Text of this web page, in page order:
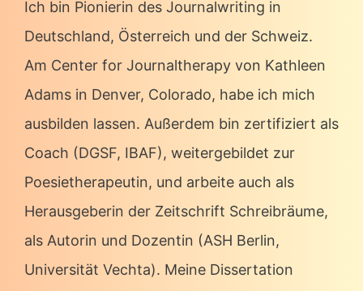
Ich bin Pionierin des Journalwriting in
Deutschland, Österreich und der Schweiz.
Am Center for Journaltherapy von Kathleen
Adams in Denver, Colorado, habe ich mich
ausbilden lassen. Außerdem bin zertifiziert als
Coach (DGSF, IBAF), weitergebildet zur
Poesietherapeutin, und arbeite auch als
Herausgeberin der Zeitschrift Schreibräume,
als Autorin und Dozentin (ASH Berlin,
Universität Vechta). Meine Dissertation